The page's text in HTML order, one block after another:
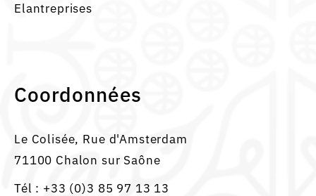
Elantreprises
Coordonnées
Le Colisée, Rue d'Amsterdam
71100 Chalon sur Saône
Tél : +33 (0)3 85 97 13 13